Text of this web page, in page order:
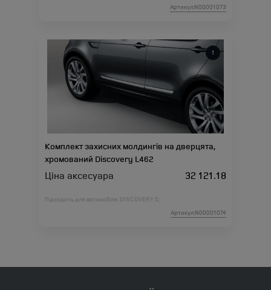
Артикул:N00001073
Комплект захисних молдингів на дверцята,
хромований Discovery L462
Ціна аксесуара 32 121.18
Підходить для автомобіля : DISCOVERY 5;
Артикул:N00001074